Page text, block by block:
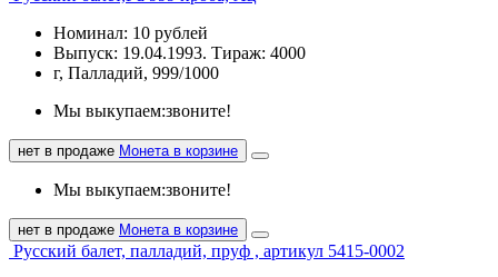
Номинал: 10 рублей
Выпуск: 19.04.1993. Тираж: 4000
г, Палладий, 999/1000
Мы выкупаем:звоните!
нет в продаже Монета в корзине
Мы выкупаем:звоните!
нет в продаже Монета в корзине
Русский балет, палладий, пруф , артикул 5415-0002